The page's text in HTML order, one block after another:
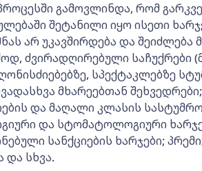
გამოვლინდა, რომ
შეტანილი იყო ისეთი
არ უკავშირდება და შეიძლება
ძვირადღირებული საჩუქრები
სპექტაკლებზე
მხარეებთან
და მაღალი კლასის
და სტომატოლოგიური
სანქციების ხარჯები;
და სხვა.